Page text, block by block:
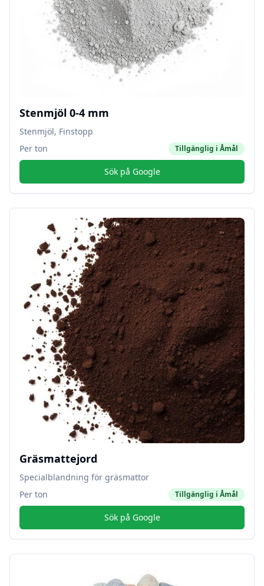
Stenmjöl 0-4 mm
Stenmjöl, Finstopp
Per ton
Tillgänglig i Åmål
Sök på Google
Gräsmattejord
Specialblandning för gräsmattor
Per ton
Tillgänglig i Åmål
Sök på Google